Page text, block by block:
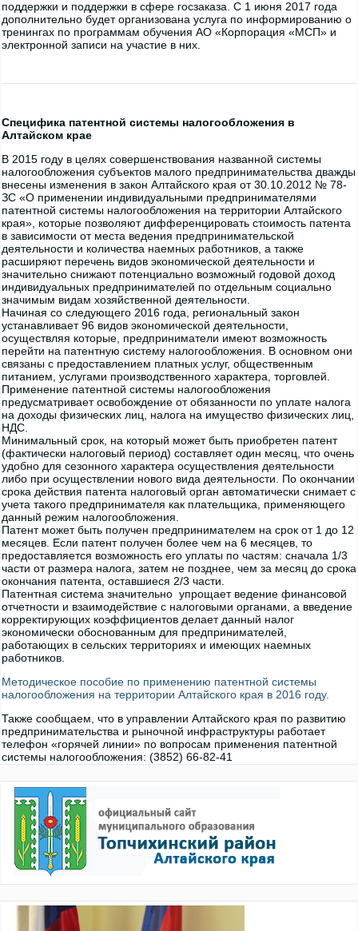
поддержки и поддержки в сфере госзаказа. С 1 июня 2017 года
дополнительно будет организована услуга по информированию о
тренингах по программам обучения АО «Корпорация «МСП» и
электронной записи на участие в них.
Специфика патентной системы налогообложения в
Алтайском крае
В 2015 году в целях совершенствования названной системы
налогообложения субъектов малого предпринимательства дважды
внесены изменения в закон Алтайского края от 30.10.2012 № 78-
ЗС «О применении индивидуальными предпринимателями
патентной системы налогообложения на территории Алтайского
края», которые позволяют дифференцировать стоимость патента
в зависимости от места ведения предпринимательской
деятельности и количества наемных работников, а также
расширяют перечень видов экономической деятельности и
значительно снижают потенциально возможный годовой доход
индивидуальных предпринимателей по отдельным социально
значимым видам хозяйственной деятельности.
Начиная со следующего 2016 года, региональный закон
устанавливает 96 видов экономической деятельности,
осуществляя которые, предприниматели имеют возможность
перейти на патентную систему налогообложения. В основном они
связаны с предоставлением платных услуг, общественным
питанием, услугами производственного характера, торговлей.
Применение патентной системы налогообложения
предусматривает освобождение от обязанности по уплате налога
на доходы физических лиц, налога на имущество физических лиц,
НДС.
Минимальный срок, на который может быть приобретен патент
(фактически налоговый период) составляет один месяц, что очень
удобно для сезонного характера осуществления деятельности
либо при осуществлении нового вида деятельности. По окончании
срока действия патента налоговый орган автоматически снимает с
учета такого предпринимателя как плательщика, применяющего
данный режим налогообложения.
Патент может быть получен предпринимателем на срок от 1 до 12
месяцев. Если патент получен более чем на 6 месяцев, то
предоставляется возможность его уплаты по частям: сначала 1/3
части от размера налога, затем не позднее, чем за месяц до срока
окончания патента, оставшиеся 2/3 части.
Патентная система значительно упрощает ведение финансовой
отчетности и взаимодействие с налоговыми органами, а введение
корректирующих коэффициентов делает данный налог
экономически обоснованным для предпринимателей,
работающих в сельских территориях и имеющих наемных
работников.
Методическое пособие по применению патентной системы
налогообложения на территории Алтайского края в 2016 году.
Также сообщаем, что в управлении Алтайского края по развитию
предпринимательства и рыночной инфраструктуры работает
телефон «горячей линии» по вопросам применения патентной
системы налогообложения: (3852) 66-82-41